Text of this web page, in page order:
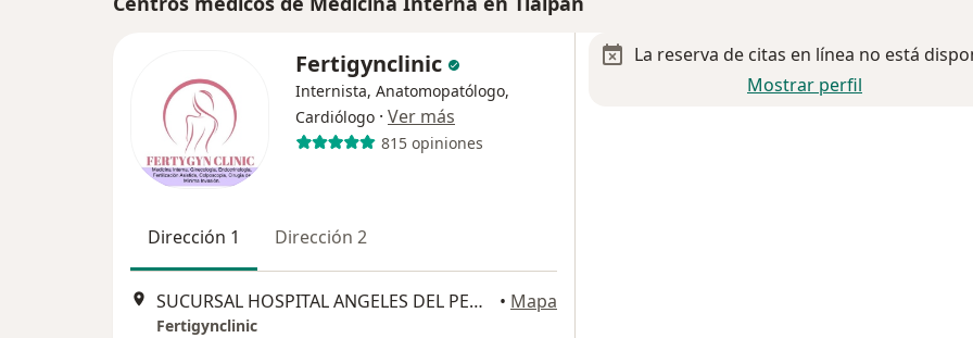
Fertigynclinic
Internista, Anatomopatólogo,
Cardiólogo · Ver más
815 opiniones
Dirección 1 Dirección 2
SUCURSAL HOSPITAL ANGELES DEL PEDREGAL CONSULTORIO 815 TORRE ANGELESmino a Santa Teresa 1055-S, Ciudad de México • Mapa
Fertigynclinic
La reserva de citas en línea no está
Mostrar perfil